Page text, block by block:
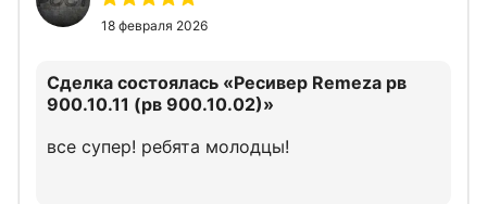
18 февраля 2026
Сделка состоялась «Ресивер Remeza рв
900.10.11 (рв 900.10.02)»
все супер! ребята молодцы!